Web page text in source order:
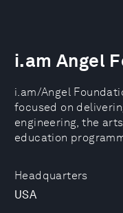
Headquarters
USA
i.am Angel
i.am/Angel
focused on
engineering, the
education